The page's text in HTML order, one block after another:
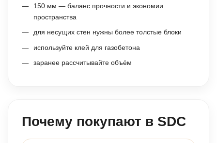
150 мм — баланс прочности и экономии
пространства
для несущих стен нужны более толстые блоки
используйте клей для газобетона
заранее рассчитывайте объём
Почему покупают в SDC